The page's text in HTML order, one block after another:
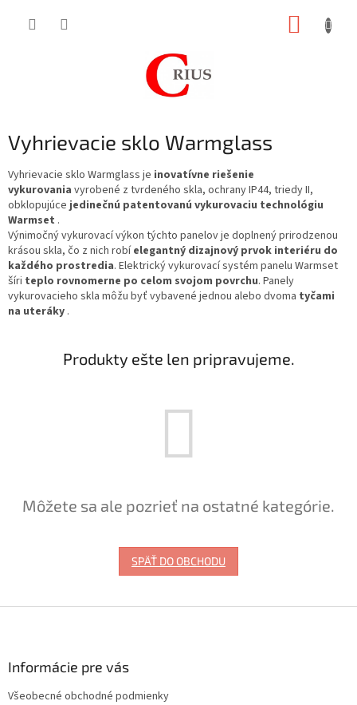
Vyhrievacie sklo Warmglass
Vyhrievacie sklo Warmglass je inovatívne riešenie
vykurovania vyrobené z tvrdeného skla, ochrany IP44, triedy II,
obklopujúce jedinečnú patentovanú vykurovaciu technológiu
Warmset .
Výnimočný vykurovací výkon týchto panelov je doplnený prirodzenou
krásou skla, čo z nich robí elegantný dizajnový prvok interiéru do
každého prostredia. Elektrický vykurovací systém panelu Warmset
šíri teplo rovnomerne po celom svojom povrchu. Panely
vykurovacieho skla môžu byť vybavené jednou alebo dvoma tyčami
na uteráky .
Produkty ešte len pripravujeme.
Môžete sa ale pozrieť na ostatné kategórie.
SPÄŤ DO OBCHODU
Informácie pre vás
Všeobecné obchodné podmienky